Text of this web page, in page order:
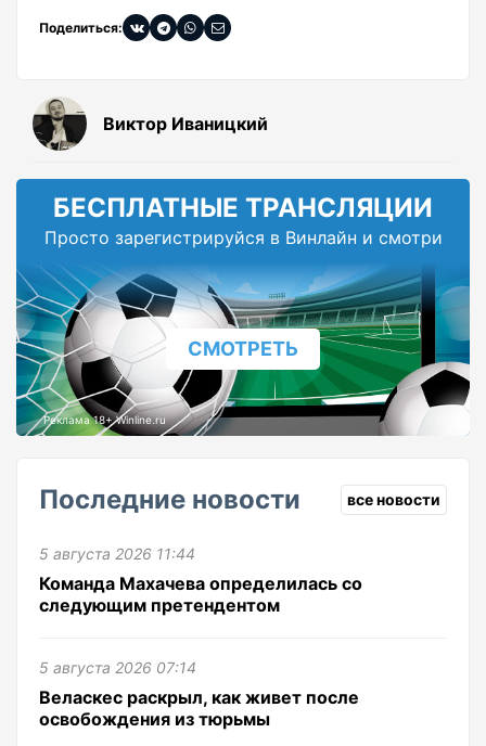
Поделиться:
Виктор Иваницкий
БЕСПЛАТНЫЕ ТРАНСЛЯЦИИ
Просто зарегистрируйся в Винлайн и смотри
СМОТРЕТЬ
Реклама 18+ Winline.ru
Последние новости все новости
5 августа 2026 11:44
Команда Махачева определилась со
следующим претендентом
5 августа 2026 07:14
Веласкес раскрыл, как живет после
освобождения из тюрьмы